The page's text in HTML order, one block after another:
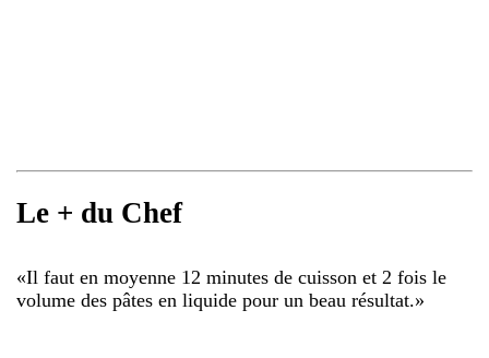
Le + du Chef
«Il faut en moyenne 12 minutes de cuisson et 2 fois le
volume des pâtes en liquide pour un beau résultat.»